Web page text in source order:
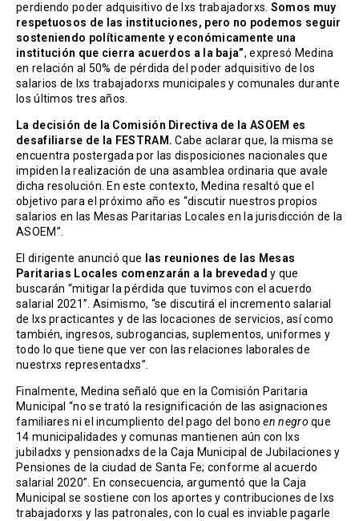
perdiendo poder adquisitivo de lxs trabajadorxs. Somos muy
respetuosos de las instituciones, pero no podemos seguir
sosteniendo políticamente y económicamente una
institución que cierra acuerdos a la baja”, expresó Medina
en relación al 50% de pérdida del poder adquisitivo de los
salarios de lxs trabajadorxs municipales y comunales durante
los últimos tres años.
La decisión de la Comisión Directiva de la ASOEM es
desafiliarse de la FESTRAM. Cabe aclarar que, la misma se
encuentra postergada por las disposiciones nacionales que
impiden la realización de una asamblea ordinaria que avale
dicha resolución. En este contexto, Medina resaltó que el
objetivo para el próximo año es “discutir nuestros propios
salarios en las Mesas Paritarias Locales en la jurisdicción de la
ASOEM”.
El dirigente anunció que
las reuniones de las Mesas
Paritarias Locales comenzarán a la brevedad y que
buscarán “mitigar la pérdida que tuvimos con el acuerdo
salarial 2021”. Asimismo, “se discutirá el incremento salarial
de lxs practicantes y de las locaciones de servicios, así como
también, ingresos, subrogancias, suplementos, uniformes y
todo lo que tiene que ver con las relaciones laborales de
nuestrxs representadxs”.
Finalmente, Medina señaló que en la Comisión Paritaria
Municipal “no se trató la resignificación de las asignaciones
familiares ni el incumpliento del pago del bonoen negro que
14 municipalidades y comunas mantienen aún con lxs
jubiladxs y pensionadxs de la Caja Municipal de Jubilaciones y
Pensiones de la ciudad de Santa Fe; conforme al acuerdo
salarial 2020”. En consecuencia, argumentó que la Caja
Municipal se sostiene con los aportes y contribuciones de lxs
trabajadorxs y las patronales, con lo cual es inviable pagarle